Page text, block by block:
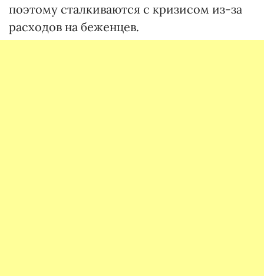
поэтому сталкиваются с кризисом из-за
расходов на беженцев.